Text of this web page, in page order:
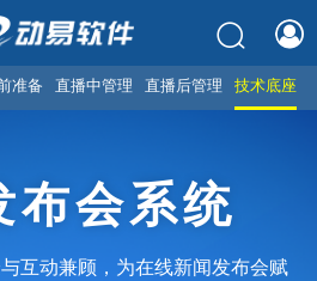
准备 直播中管理 直播后管理 技术底座
布会系统
互动兼顾，为在线新闻发布会赋